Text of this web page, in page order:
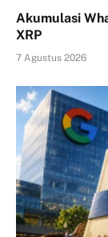
Akumulasi
XRP
7 Agustus 2026